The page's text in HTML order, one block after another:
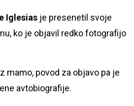
Iglesias je presenetil svoje
ko je objavil redko fotografijo
mamo, povod za objavo pa je
avtobiografije.